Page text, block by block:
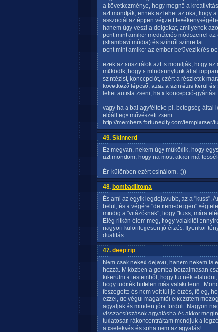
a következménye, hogy megnő a
azt mondják, ennek az lehet az oka, hogy
asszociál az éppen végzett
hanem úgy veszi a dolgokat, amilyenek
pont mint amikor meditációs módszerrel
(shambaví múdra) és színről színre lát.
pont mint amikor az ember befüvezik (és
ezek az ausztrálok azt is mondják, hogy
működik, hogy a mindannyiunk által
szintézist, koncepciót, ezért a részletek
következő lépcső, azaz a szintézis kerül
lehet autista zseni, ha a koncepció-
vagy ha a bal agyfélteke pl. betegség által
előáll egy művészeti zseni
http://members.fortunecity.com/templarser/
49. Skinnerd
Ez megvan, nekem úgy működik, hogy
azt mondom, hogy na most akkor má'
Én különben ezért csinálom. :)))
48. bombadiltoma
És ami az egyik legdejavubb, az a "kuss".
belül, és a végére "de nem-de igen"
mindig a "vitázóknak", hogy "kuss, mára
Elég ritkán élem meg, hogy valakitől
nagyon különlegesen jó érzés. Ilyenkor
dualitás...
47. deeptrip
Nem csak neked dejavu, hanem nekem is
hozzá. Miközben a gomba borzalmasan
kikerülni a testemből, hogy tudnék
hogy tudnék hirtelen más valaki lenni.
feszegette és nem volt túl jó érzés, főleg,
ezzel, de végül magamtól elkezdtem
agyaljak és minden jóra fordult. Nagyon
visszacsúszások agyalásba és akkor
tudatosan rákoncentráltam mondjuk a
a cselekvés és soha nem az agyalás!